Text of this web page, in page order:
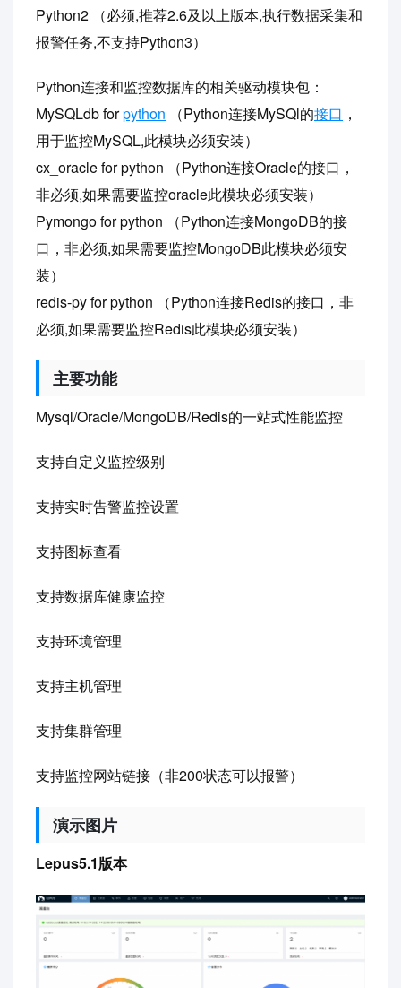
Python2 （必须,推荐2.6及以上版本,执行数据采集和
报警任务,不支持Python3）
Python连接和监控数据库的相关驱动模块包：
MySQLdb forpython （Python连接MySQl的接口 ，
用于监控MySQL,此模块必须安装）
cx_oracle for python （Python连接Oracle的接口，
非必须,如果需要监控oracle此模块必须安装）
Pymongo for python （Python连接MongoDB的接
口，非必须,如果需要监控MongoDB此模块必须安
装）
redis-py for python （Python连接Redis的接口，非
必须,如果需要监控Redis此模块必须安装）
主要功能
Mysql/Oracle/MongoDB/Redis的一站式性能监控
支持自定义监控级别
支持实时告警监控设置
支持图标查看
支持数据库健康监控
支持环境管理
支持主机管理
支持集群管理
支持监控网站链接（非200状态可以报警）
演示图片
Lepus5.1版本